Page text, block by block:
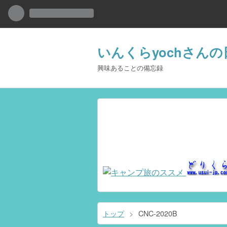
いんくらyochさんの
興味あることの備忘録
トップ > CNC-2020B